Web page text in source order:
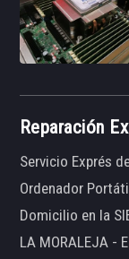
Reparación
Servicio Exprés
Ordenador
Domicilio en la
LA MORALEJA -